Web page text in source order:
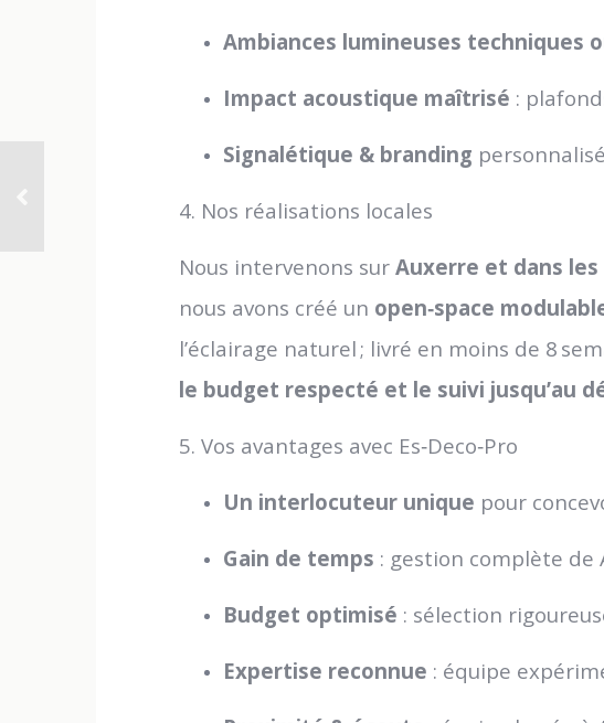
Ambiances lumineuses techniques
Impact acoustique maîtrisé :
Signalétique & branding
4. Nos réalisations locales
Nous intervenons sur Auxerre et dans
nous avons créé un open‑space
l’éclairage naturel ; livré en moins de 8
le budget respecté et le suivi jusqu’au
5. Vos avantages avec Es‑Deco‑Pro
Un interlocuteur unique pour
Gain de temps : gestion complète de
Budget optimisé : sélection
Expertise reconnue : équipe